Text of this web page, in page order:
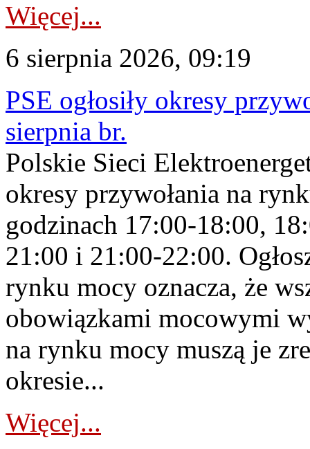
Więcej...
6 sierpnia 2026, 09:19
PSE ogłosiły okresy
sierpnia br.
Polskie Sieci
okresy przywołania na
godzinach 17:00-18:00,
21:00 i 21:00-22:00.
rynku mocy oznacza, że
obowiązkami mocowymi
na rynku mocy muszą je
okresie...
Więcej...